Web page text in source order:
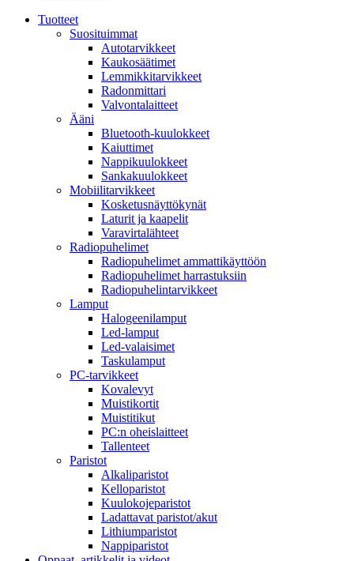
Tuotteet
Suosituimmat
Autotarvikkeet
Kaukosäätimet
Lemmikkitarvikkeet
Radonmittari
Valvontalaitteet
Ääni
Bluetooth-kuulokkeet
Kaiuttimet
Nappikuulokkeet
Sankakuulokkeet
Mobiilitarvikkeet
Kosketusnäyttökynät
Laturit ja kaapelit
Varavirtalähteet
Radiopuhelimet
Radiopuhelimet ammattikäyttöön
Radiopuhelimet harrastuksiin
Radiopuhelintarvikkeet
Lamput
Halogeenilamput
Led-lamput
Led-valaisimet
Taskulamput
PC-tarvikkeet
Kovalevyt
Muistikortit
Muistitikut
PC:n oheislaitteet
Tallenteet
Paristot
Alkaliparistot
Kelloparistot
Kuulokojeparistot
Ladattavat paristot/akut
Lithiumparistot
Nappiparistot